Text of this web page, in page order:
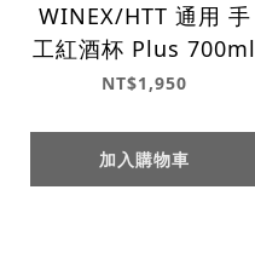
WINEX/HTT 通用 手
工紅酒杯 Plus 700ml
NT$1,950
加入購物車